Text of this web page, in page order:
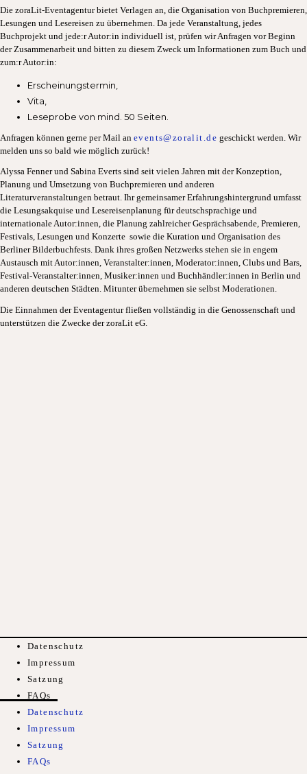
Die zoraLit-Eventagentur bietet Verlagen an, die Organisation von Buchpremieren,
Lesungen und Lesereisen zu übernehmen. Da jede Veranstaltung, jedes
Buchprojekt und jede:r Autor:in individuell ist, prüfen wir Anfragen vor Beginn
der Zusammenarbeit und bitten zu diesem Zweck um Informationen zum Buch und
zum:r Autor:in:
Erscheinungstermin,
Vita,
Leseprobe von mind. 50 Seiten.
Anfragen können gerne per Mail an events@zoralit.de geschickt werden. Wir
melden uns so bald wie möglich zurück!
Alyssa Fenner und Sabina Everts sind seit vielen Jahren mit der Konzeption,
Planung und Umsetzung von Buchpremieren und anderen
Literaturveranstaltungen betraut. Ihr gemeinsamer Erfahrungshintergrund umfasst
die Lesungsakquise und Lesereisenplanung für deutschsprachige und
internationale Autor:innen, die Planung zahlreicher Gesprächsabende, Premieren,
Festivals, Lesungen und Konzerte sowie die Kuration und Organisation des
Berliner Bilderbuchfests. Dank ihres großen Netzwerks stehen sie in engem
Austausch mit Autor:innen, Veranstalter:innen, Moderator:innen, Clubs und Bars,
Festival-Veranstalter:innen, Musiker:innen und Buchhändler:innen in Berlin und
anderen deutschen Städten. Mitunter übernehmen sie selbst Moderationen.
Die Einnahmen der Eventagentur fließen vollständig in die Genossenschaft und
unterstützen die Zwecke der zoraLit eG.
Datenschutz
Impressum
Satzung
FAQs
Datenschutz
Impressum
Satzung
FAQs